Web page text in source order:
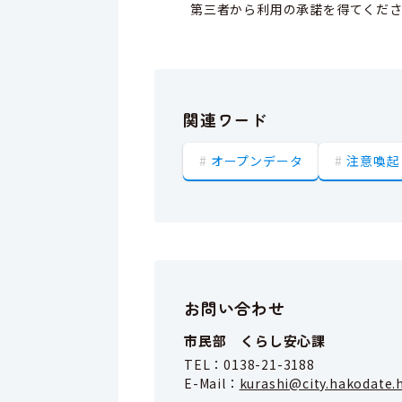
第三者から利用の承諾を得てくださ
関連ワード
オープンデータ 注意喚起
お問い合わせ
市民部 くらし安心課
TEL：0138-21-3188
E-Mail：